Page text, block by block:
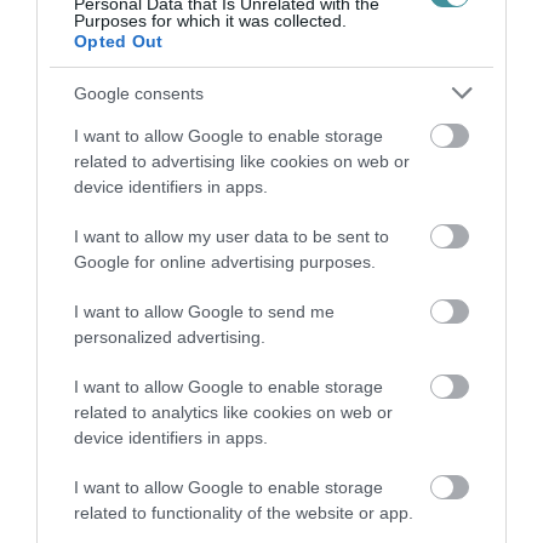
Purposes for which it was collected.
Opted Out
Google consents
I want to allow Google to enable storage
related to advertising like cookies on web or
device identifiers in apps.
I want to allow my user data to be sent to
Google for online advertising purposes.
I want to allow Google to send me
personalized advertising.
I want to allow Google to enable storage
related to analytics like cookies on web or
device identifiers in apps.
I want to allow Google to enable storage
related to functionality of the website or app.
bennünket az EGRI ÜGYEK Google Hírek oldalán!
VISSZA A FŐOLDALRA
Legfrissebb híreink
35 PERCES TANÓRÁK ÉS KEVESEBB HÁZI
2026. augusztus 08 Mindenki ügye
BAKA ANDRÁST JELÖLI KÖZTÁRSASÁGI
2026. augusztus 08|Mindenki ügye